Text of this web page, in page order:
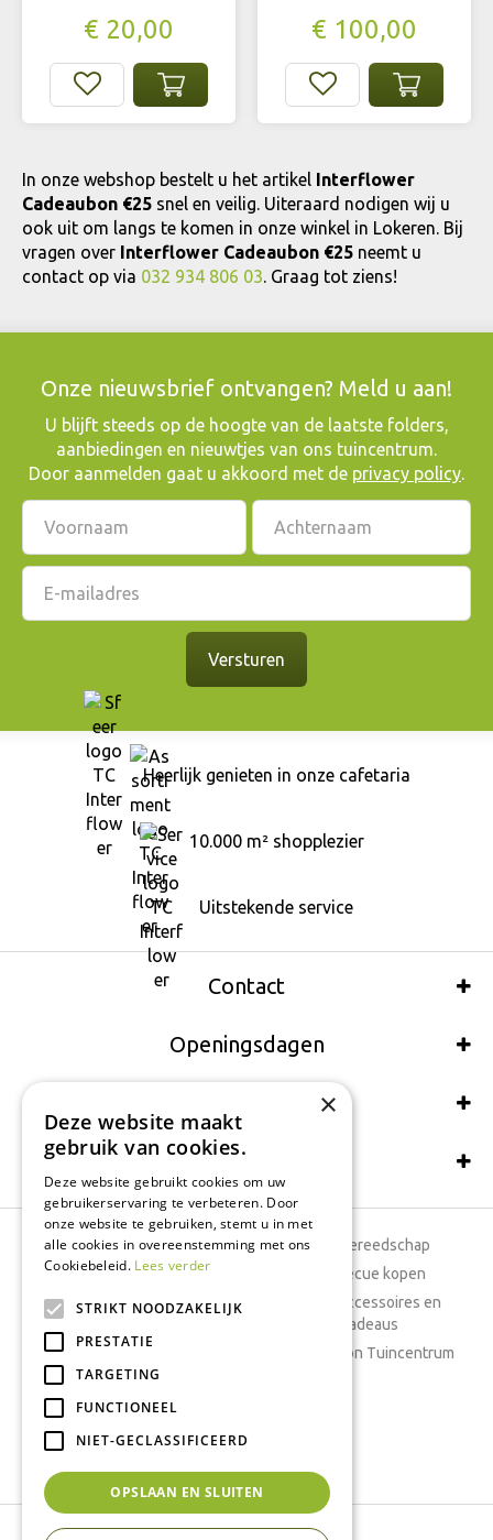
€ 20,00 € 100,00
In onze webshop bestelt u het artikel Interflower
Cadeaubon €25 snel en veilig. Uiteraard nodigen wij u
ook uit om langs te komen in onze winkel in Lokeren. Bij
vragen over Interflower Cadeaubon €25 neemt u
contact op via 032 934 806 03. Graag tot ziens!
Onze nieuwsbrief ontvangen? Meld u aan!
​U blijft steeds op de hoogte van de laatste folders,
aanbiedingen en nieuwtjes van ons tuincentrum.
Door aanmelden gaat u akkoord met de privacy policy.
Heerlijk genieten in onze cafetaria
10.000 m² shopplezier
Uitstekende service
Contact
Openingsdagen
Wij accepteren ook:
Schrijf een recensie
Tuincentrum
Dierenwinkel
Tuinplanten
Tuingereedschap
Barbecue kopen
Woonaccessoires en
cadeaus
Cadeaubon Tuincentrum
Kamerplanten
Moestuin
Boeketten
Vijver
Tuincentrum Interflower
×
Deze website maakt
gebruik van cookies.
Deze website gebruikt cookies om uw
gebruikerservaring te verbeteren. Door
onze website te gebruiken, stemt u in met
alle cookies in overeenstemming met ons
Cookiebeleid. Lees verder
STRIKT NOODZAKELIJK
PRESTATIE
TARGETING
FUNCTIONEEL
NIET-GECLASSIFICEERD
OPSLAAN EN SLUITEN